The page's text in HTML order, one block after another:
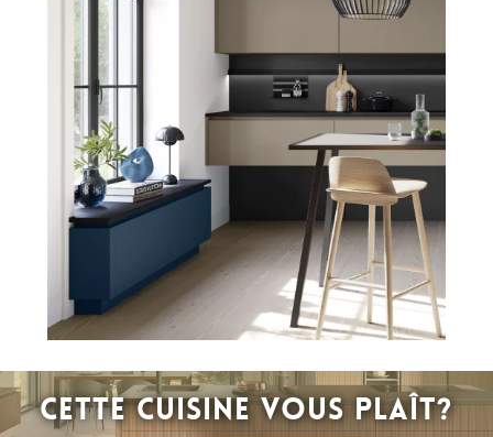
Cette cuisine vous plaît?